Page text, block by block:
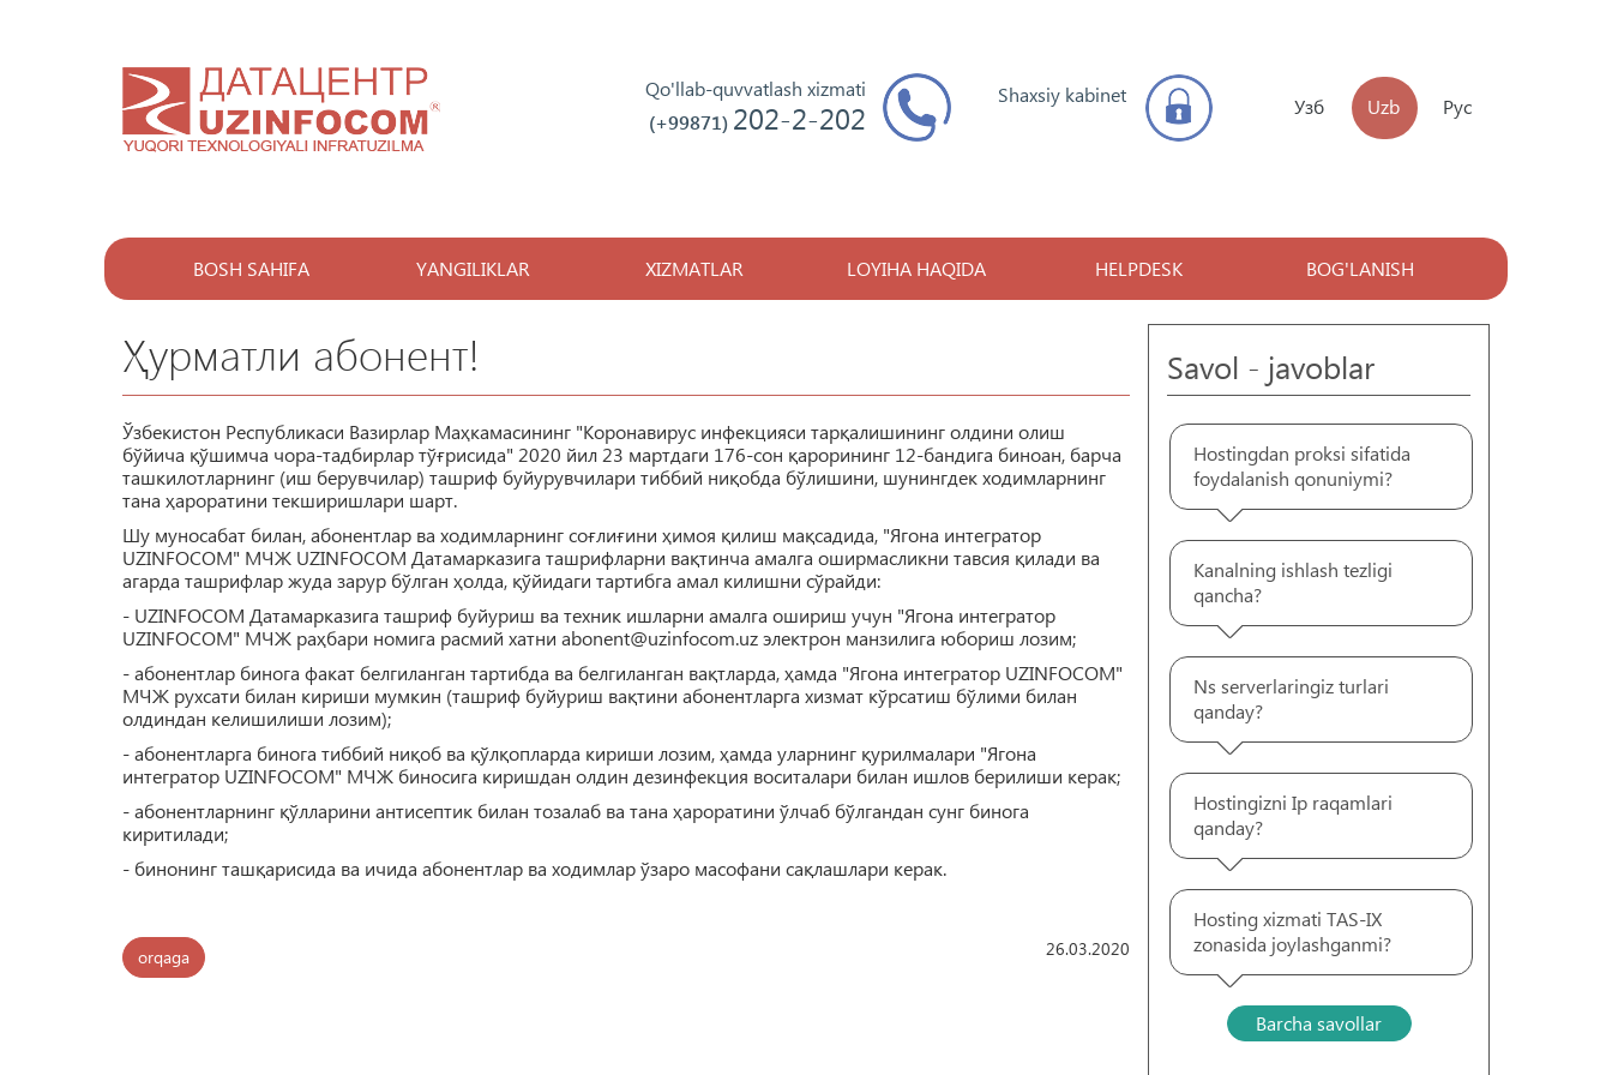
BOSH SAHIFA YANGILIKLAR XIZMATLAR LOYIHA HAQIDA HELPDESK BOG'LANISH
Узб Uzb Рус
Shaxsiy kabinet
Qo'llab-quvvatlash xizmati
(+99871) 202-2-202
Ҳурматли абонент!
Ўзбекистон Республикаси Вазирлар Маҳкамасининг "Коронавирус инфекцияси тарқалишининг олдини олиш
бўйича қўшимча чора-тадбирлар тўғрисида" 2020 йил 23 мартдаги 176-сон қарорининг 12-бандига биноан, барча
ташкилотларнинг (иш берувчилар) ташриф буйурувчилари тиббий ниқобда бўлишини, шунингдек ходимларнинг
тана ҳароратини текширишлари шарт.
Шу муносабат билан, абонентлар ва ходимларнинг соғлиғини ҳимоя қилиш мақсадида, "Ягона интегратор
UZINFOCOM" МЧЖ UZINFOCOM Датамарказига ташрифларни вақтинча амалга оширмасликни тавсия қилади ва
агарда ташрифлар жуда зарур бўлган ҳолда, қўйидаги тартибга амал килишни сўрайди:
- UZINFOCOM Датамарказига ташриф буйуриш ва техник ишларни амалга ошириш учун "Ягона интегратор
UZINFOCOM" МЧЖ раҳбари номига расмий хатни abonent@uzinfocom.uz электрон манзилига юбориш лозим;
- абонентлар бинога факат белгиланган тартибда ва белгиланган вақтларда, ҳамда "Ягона интегратор UZINFOCOM"
МЧЖ рухсати билан кириши мумкин (ташриф буйуриш вақтини абонентларга хизмат кўрсатиш бўлими билан
олдиндан келишилиши лозим);
- абонентларга бинога тиббий ниқоб ва қўлқопларда кириши лозим, ҳамда уларнинг қурилмалари "Ягона
интегратор UZINFOCOM" МЧЖ биносига киришдан олдин дезинфекция воситалари билан ишлов берилиши керак;
- абонентларнинг қўлларини антисептик билан тозалаб ва тана ҳароратини ўлчаб бўлгандан сунг бинога
киритилади;
- бинонинг ташқарисида ва ичида абонентлар ва ходимлар ўзаро масофани сақлашлари керак.
orqaga 26.03.2020
Savol - javoblar
Hostingdan proksi sifatida
foydalanish qonuniymi?
Kanalning ishlash tezligi
qancha?
Ns serverlaringiz turlari
qanday?
Hostingizni Ip raqamlari
qanday?
Hosting xizmati TAS-IX
zonasida joylashganmi?
Barcha savollar